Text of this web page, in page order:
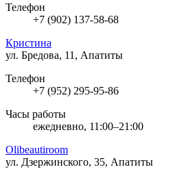
Телефон
+7 (902) 137-58-68
Кристина
ул. Бредова, 11, Апатиты
Телефон
+7 (952) 295-95-86
Часы работы
ежедневно, 11:00–21:00
Olibeautiroom
ул. Дзержинского, 35, Апатиты